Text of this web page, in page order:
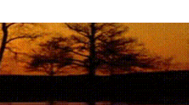
personnelle douloureuse